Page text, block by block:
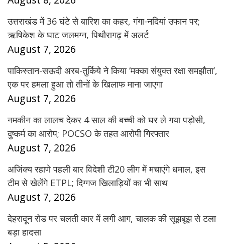
उत्तराखंड में 36 घंटे से बारिश का कहर, गंगा-नदियां उफान पर;
ऋषिकेश के घाट जलमग्न, पिथौरागढ़ में अलर्ट
August 7, 2026
पाकिस्तान-सऊदी अरब-तुर्किये ने किया ‘मक्का संयुक्त रक्षा समझौता’,
एक पर हमला हुआ तो तीनों के खिलाफ माना जाएगा
August 7, 2026
नमकीन का लालच देकर 4 साल की बच्ची को घर ले गया पड़ोसी,
दुष्कर्म का आरोप; POCSO के तहत आरोपी गिरफ्तार
August 7, 2026
अजिंक्य रहाणे पहली बार विदेशी टी20 लीग में मचाएंगे धमाल, इस
टीम से खेलेंगे ETPL; दिग्गज खिलाड़ियों का भी साथ
August 7, 2026
देहरादून रोड पर चलती कार में लगी आग, चालक की सूझबूझ से टला
बड़ा हादसा